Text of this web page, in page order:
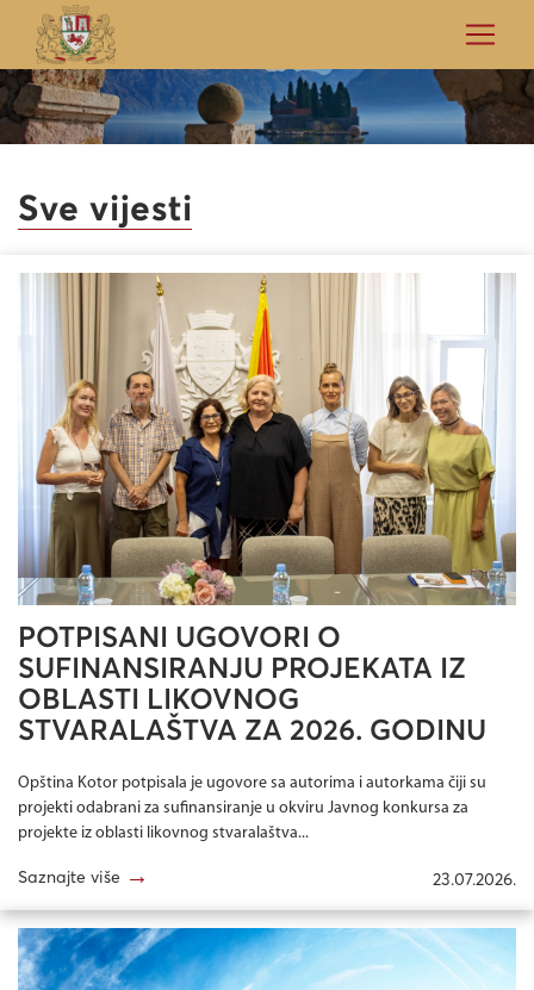
Sve vijesti
POTPISANI UGOVORI O
SUFINANSIRANJU PROJEKATA IZ
OBLASTI LIKOVNOG
STVARALAŠTVA ZA 2026. GODINU
Opština Kotor potpisala je ugovore sa autorima i autorkama čiji su
projekti odabrani za sufinansiranje u okviru Javnog konkursa za
projekte iz oblasti likovnog stvaralaštva...
Saznajte više → 23.07.2026.